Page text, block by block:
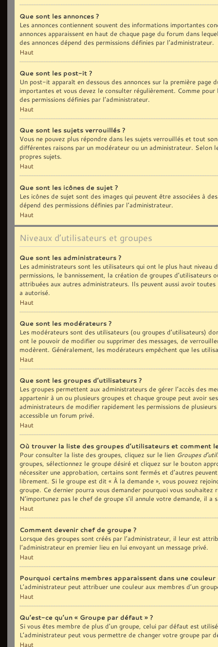
Que sont les annonces ?
Les annonces contiennent souvent des informations importantes
annonces apparaissent en haut de chaque page du forum dans
des annonces dépend des permissions définies par l’administrateur.
Haut
Que sont les post-it ?
Un post-it apparaît en dessous des annonces sur la première
importantes et vous devez le consulter régulièrement. Comme
des permissions définies par l’administrateur.
Haut
Que sont les sujets verrouillés ?
Vous ne pouvez plus répondre dans les sujets verrouillés et tout
différentes raisons par un modérateur ou un administrateur. Selon
propres sujets.
Haut
Que sont les icônes de sujet ?
Les icônes de sujet sont des images qui peuvent être associées à
dépend des permissions définies par l’administrateur.
Haut
Niveaux d’utilisateurs et groupes
Que sont les administrateurs ?
Les administrateurs sont les utilisateurs qui ont le plus haut
permissions, le bannissement, la création de groupes
attribuées aux autres administrateurs. Ils peuvent aussi avoir
a autorisé.
Haut
Que sont les modérateurs ?
Les modérateurs sont des utilisateurs (ou groupes d’utilisateurs)
ont le pouvoir de modifier ou supprimer des messages, de
modèrent. Généralement, les modérateurs empêchent que les
Haut
Que sont les groupes d’utilisateurs ?
Les groupes permettent aux administrateurs de gérer l’accès des
appartenir à un ou plusieurs groupes et chaque groupe peut avoir
administrateurs de modifier rapidement les permissions de
accessible un forum privé.
Haut
Où trouver la liste des groupes d’utilisateurs et comment
Pour consulter la liste des groupes, cliquez sur le lien Groupes
groupes, sélectionnez le groupe désiré et cliquez sur le bouton
nécessiter une approbation, certains sont fermés et d’autres
librement. Si le groupe est dit « À la demande », vous pouvez
groupe. Ce dernier pourra vous demander pourquoi vous
N’importunez pas le chef de groupe s’il annule votre demande, il a
Haut
Comment devenir chef de groupe ?
Lorsque des groupes sont créés par l’administrateur, il leur est
l’administrateur en premier lieu en lui envoyant un message privé.
Haut
Pourquoi certains membres apparaissent dans une
L’administrateur peut attribuer une couleur aux membres d’un
Haut
Qu’est-ce qu’un « Groupe par défaut » ?
Si vous êtes membre de plus d’un groupe, celui par défaut est
L’administrateur peut vous permettre de changer votre groupe par
Haut